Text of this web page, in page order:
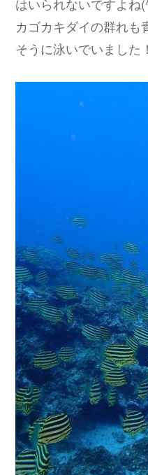
カゴカキダイの群れも
そうに泳いでいました